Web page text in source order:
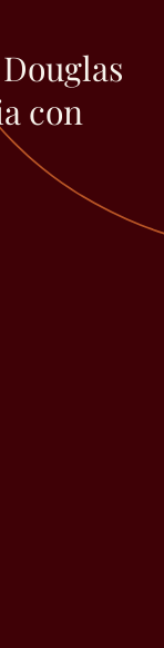
con